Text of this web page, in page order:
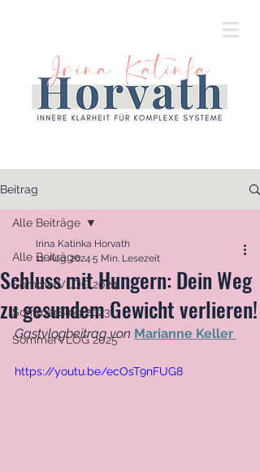
Beitrag
Alle Beiträge
SommerVLOG 2024
SommerBlog 2023
SommerVLOG 2025
Alle Beiträge
Schluss mit Hungern: Dein Weg
zu gesundem Gewicht verlieren!
Irina Katinka Horvath
11. Aug. 2024 5 Min. Lesezeit
Gastvlogbeitrag von Marianne Keller
https://youtu.be/ecOsT9nFUG8